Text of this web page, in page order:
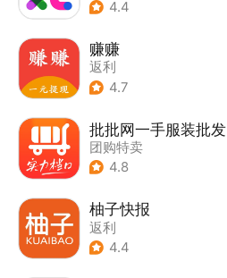
4.4
赚赚
返利
4.7
批批网一手服装批发
团购特卖
4.8
柚子快报
返利
4.4